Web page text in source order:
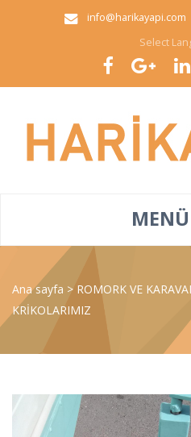
info@harikayapi.com
Select
MENÜ
Ana sayfa > ROMORK VE
KRİKOLARIMIZ